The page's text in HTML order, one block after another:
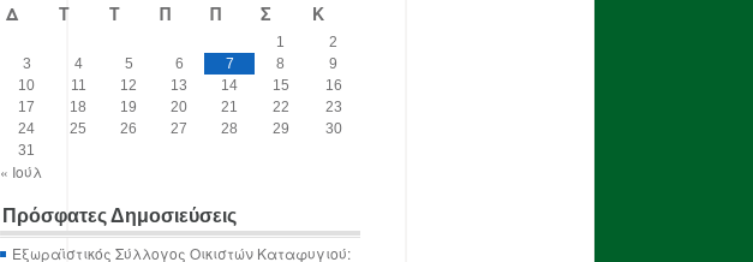
Δ
Τ Τ Π Π Σ Κ
1
2
3
4 5 6 7 8
9
10
11 12 13 14 15
16
17
18 19 20 21 22
23
24
25 26 27 28 29
30
31
« Ιούλ
Πρόσφατες Δημοσιεύσεις
Εξωραϊστικός Σύλλογος Οικιστών Καταφυγιού: